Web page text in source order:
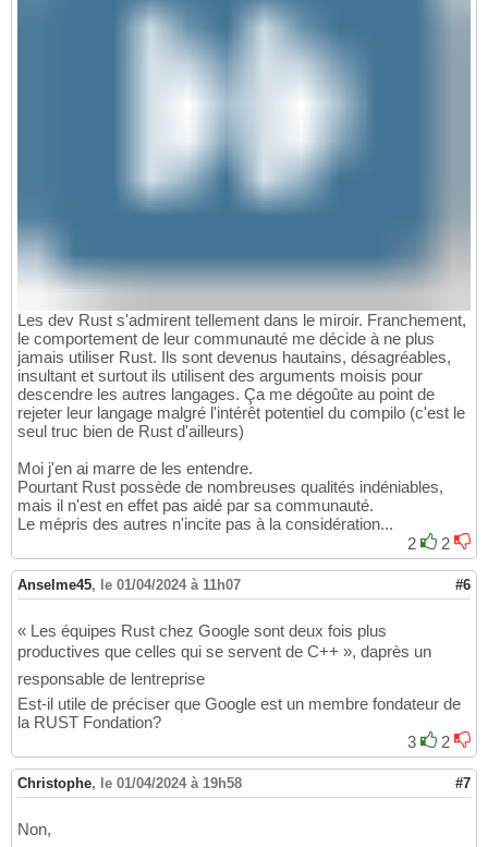
Les dev Rust s'admirent tellement dans le miroir. Franchement,
le comportement de leur communauté me décide à ne plus
jamais utiliser Rust. Ils sont devenus hautains, désagréables,
insultant et surtout ils utilisent des arguments moisis pour
descendre les autres langages. Ça me dégoûte au point de
rejeter leur langage malgré l'intérêt potentiel du compilo (c'est le
seul truc bien de Rust d'ailleurs)
Moi j'en ai marre de les entendre.
Pourtant Rust possède de nombreuses qualités indéniables,
mais il n'est en effet pas aidé par sa communauté.
Le mépris des autres n'incite pas à la considération...
2
2
Anselme45, le 01/04/2024 à 11h07 #6
« Les équipes Rust chez Google sont deux fois plus
productives que celles qui se servent de C++ », daprès un
responsable de lentreprise
Est-il utile de préciser que Google est un membre fondateur de
la RUST Fondation?
3
2
Christophe, le 01/04/2024 à 19h58 #7
Non,